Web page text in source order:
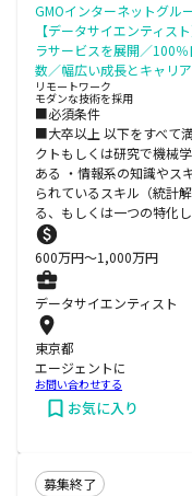
GMOインターネットグル
【データサイエンティス
ラサービスを展開／100
数／幅広い成長とキャリ
リモートワーク
モダンな技術を採用
■必須条件
■大卒以上 以下をすべて
クトもしくは研究で機械
ある ・情報系の知識やス
られているスキル（統計
る、もしくは一つの特化
600万円〜1,000万円
データサイエンティスト
東京都
エージェントに
お問い合わせする
お気に入り
募集終了